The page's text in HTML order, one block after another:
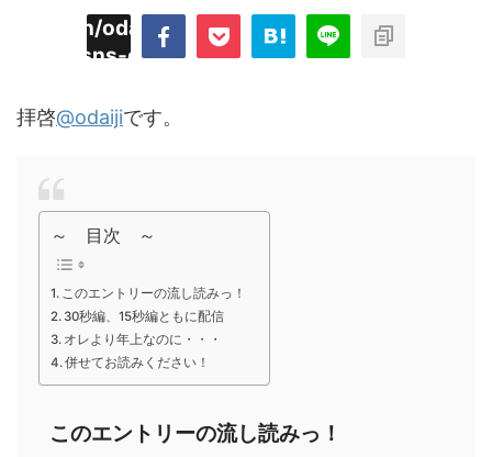
odaiji.com/public_html/blog/wp-
sns-count-cache/sns-count-
拝啓@odaijiです。
～ 目次 ～
このエントリーの流し読みっ！
30秒編、15秒編ともに配信
オレより年上なのに・・・
併せてお読みください！
このエントリーの流し読みっ！